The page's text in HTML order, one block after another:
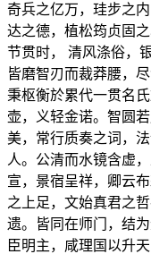
奇兵之亿万，珪步之
达之德，植松筠贞固
节贯时， 清风涤俗，
皆磨智刃而裁莽腰，
秉枢衡於累代一贯名
壶，义轻金诺。智圆
美，常行质奏之词，
人。公清而水镜含虚
宣，景宿呈祥，卿云
之上足，文始真君之
遗。皆同在师门，结
臣明主，咸理国以升